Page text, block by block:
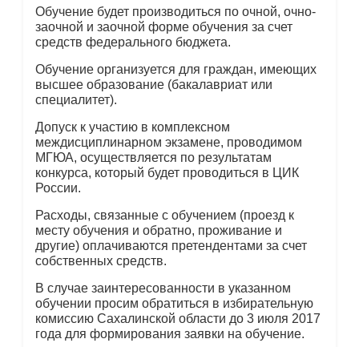
Обучение будет производиться по очной, очно-
заочной и заочной форме обучения за счет
средств федерального бюджета.
Обучение организуется для граждан, имеющих
высшее образование (бакалавриат или
специалитет).
Допуск к участию в комплексном
междисциплинарном экзамене, проводимом
МГЮА, осуществляется по результатам
конкурса, который будет проводиться в ЦИК
России.
Расходы, связанные с обучением (проезд к
месту обучения и обратно, проживание и
другие) оплачиваются претендентами за счет
собственных средств.
В случае заинтересованности в указанном
обучении просим обратиться в избирательную
комиссию Сахалинской области до 3 июля 2017
года для формирования заявки на обучение.